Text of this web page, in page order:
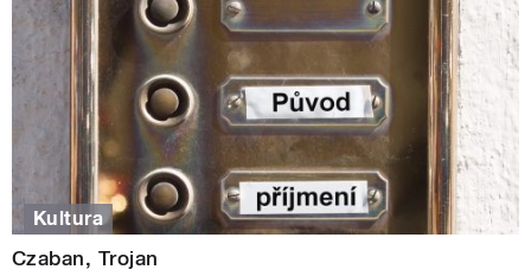
Kultura
Czaban, Trojan